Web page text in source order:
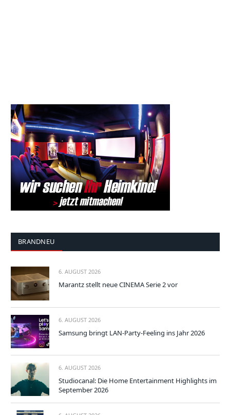
BRANDNEU
6. AUGUST 2026
Marantz stellt neue CINEMA Serie 2 vor
6. AUGUST 2026
Samsung bringt LAN-Party-Feeling ins Jahr 2026
6. AUGUST 2026
Studiocanal: Die Home Entertainment Highlights im
September 2026